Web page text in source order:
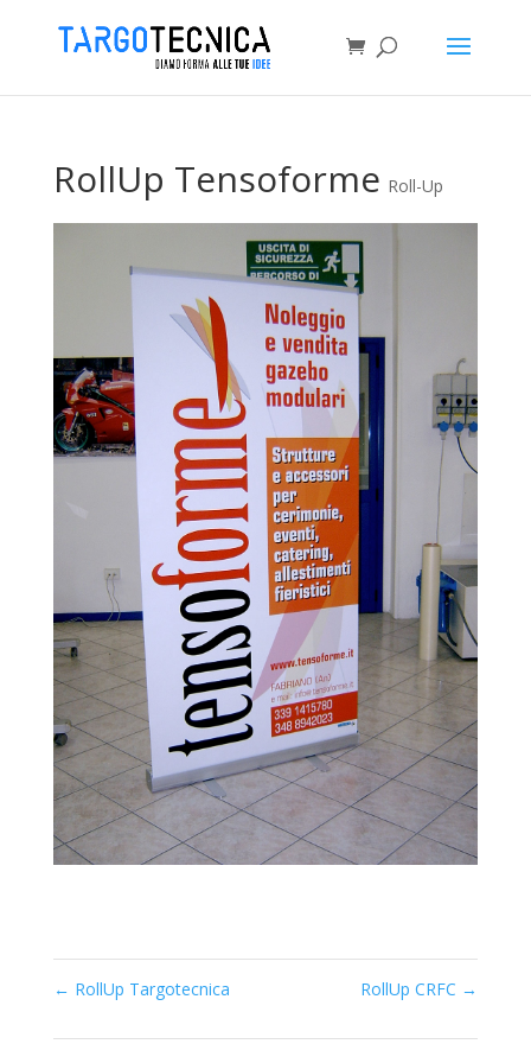
RollUp Tensoforme Roll-Up
← RollUp Targotecnica RollUp CRFC →